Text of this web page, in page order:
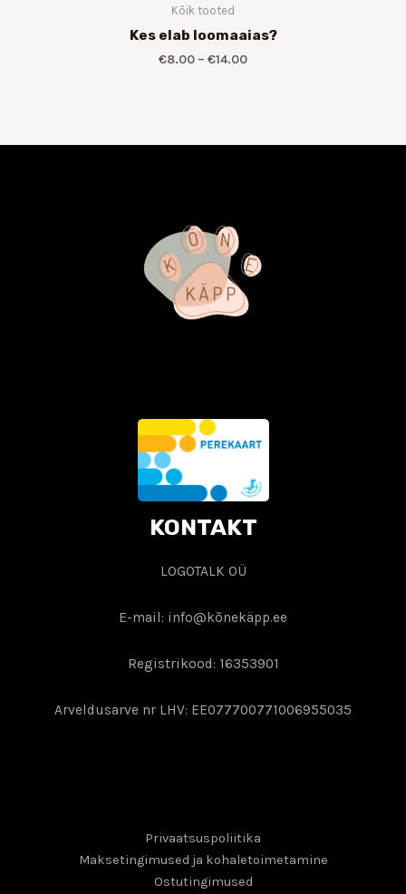
Kõik tooted
Kes elab loomaaias?
€8.00 – €14.00
KONTAKT
LOGOTALK OÜ
E-mail: info@kõnekäpp.ee
Registrikood: 16353901
Arveldusarve nr LHV: EE077700771006955035
Privaatsuspoliitika
Maksetingimused ja kohaletoimetamine
Ostutingimused